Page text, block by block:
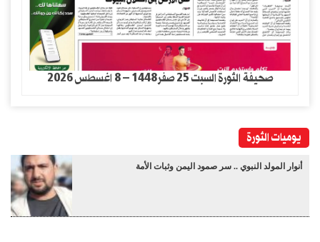
صحيفة الثورة السبت 25 صفر1448 – 8 اغسطس 2026
يوميات الثورة
أنوار المولد النبوي .. سر صمود اليمن وثبات الأمة